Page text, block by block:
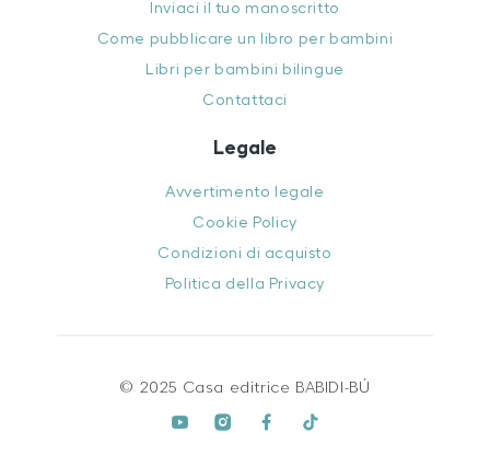
Inviaci il tuo manoscritto
Come pubblicare un libro per bambini
Libri per bambini bilingue
Contattaci
Legale
Avvertimento legale
Cookie Policy
Condizioni di acquisto
Politica della Privacy
© 2025 Casa editrice BABIDI-BÚ